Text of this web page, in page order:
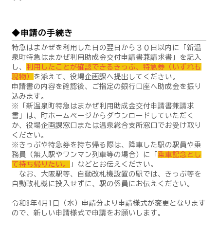
◆申請の手続き
特急はまかぜを利用した日の翌日から３０日以内に「新温
泉町特急はまかぜ利用助成金交付申請書兼請求書」を記入
し、 利用したことが確認できるきっぷ、特急券（いずれも
現物） を添えて、役場企画課へ提出してください。
申請書の内容を確認後、ご指定の銀行口座へ助成金を振り
込みます。
※「新温泉町特急はまかぜ利用助成金交付申請書兼請求
書」は、町ホームページからダウンロードしていただく
か、役場企画課窓口または温泉総合支所窓口でお受け取り
ください。
※きっぷや特急券を持ち帰る際は、降車した駅の駅員や乗
務員（無人駅やワンマン列車等の場合）に「 乗車記念とし
て持ち帰りたい。
」などとお伝えください。
なお、大阪駅等、自動改札機設置の駅では、きっぷ等を
自動改札機に投入せずに、駅の係員にお伝えください。
令和8年4月1日（水）申請分より申請様式が変更となります
ので、新しい申請様式で申請をお願いします。